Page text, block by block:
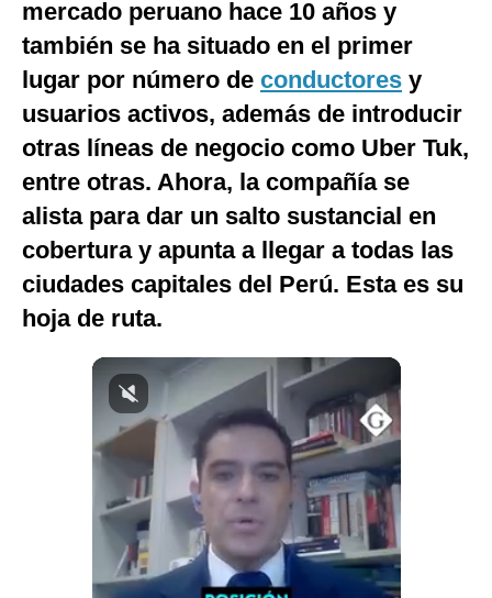
Gestión TV
Videos
Fotogalerías
gestion.pe
¿quiénes
Somos?
Condiciones
Privacidad
mercado peruano hace 10 años y
también se ha situado en el primer
lugar por número de conductores y
usuarios activos, además de introducir
otras líneas de negocio como Uber Tuk,
entre otras. Ahora, la compañía se
alista para dar un salto sustancial en
cobertura y apunta a llegar a todas las
ciudades capitales del Perú. Esta es su
hoja de ruta.